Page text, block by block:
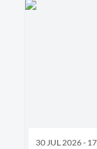
30 JUL 2026 -